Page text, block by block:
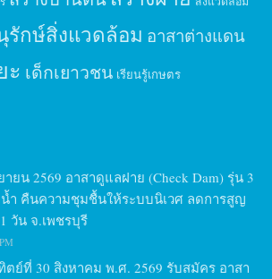
รักษ์สิ่งแวดล้อม อาสาต่างแดน
ะ เด็กเยาวชน เรียนรู้เกษตร
ยน 2569 อาสาดูแลฝาย (Check Dam) รุ่น 3
ำ คืนความชุมชื้นให้ระบบนิเวศ ลดการสูญ
วัน จ.เพชรบุรี
ตย์ที่ 30 สิงหาคม พ.ศ. 2569 รับสมัคร อาสา